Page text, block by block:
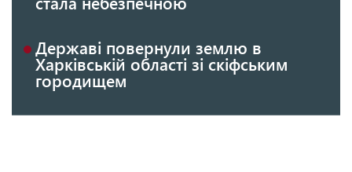
Державі повернули землю в
Харківській області зі скіфським
городищем